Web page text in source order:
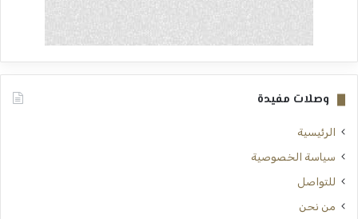
وصلات مفيدة
الرئيسية
سياسة الخصوصية
للتواصل
من نحن